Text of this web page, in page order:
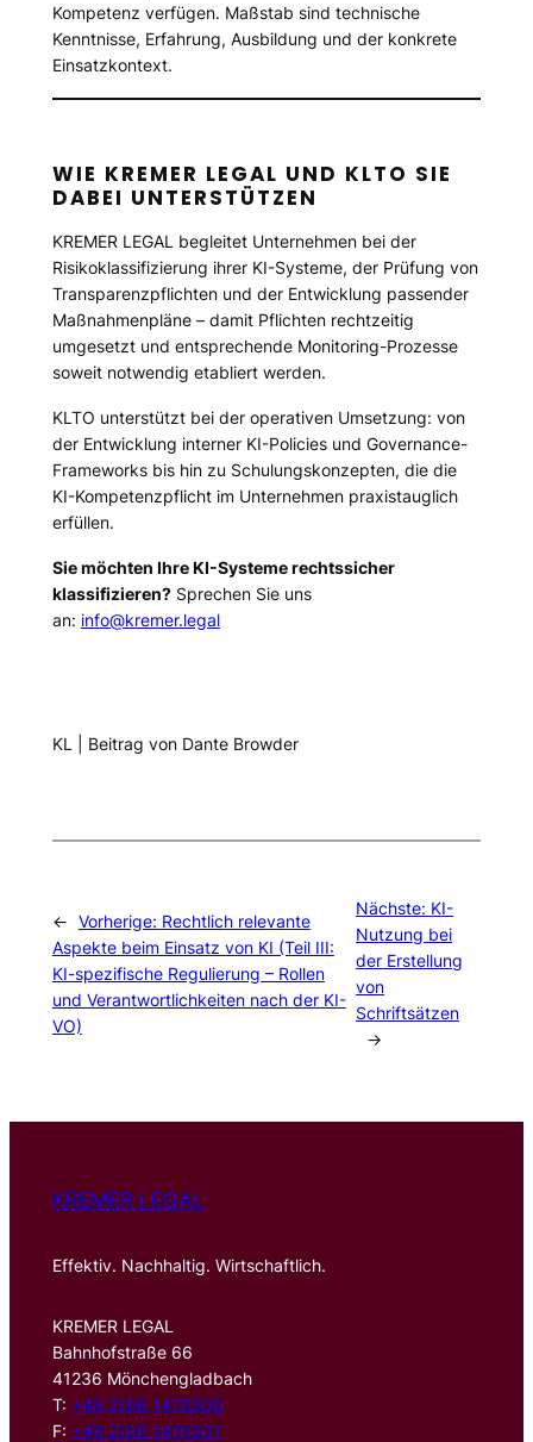
Kompetenz verfügen. Maßstab sind technische
Kenntnisse, Erfahrung, Ausbildung und der konkrete
Einsatzkontext.
WIE KREMER LEGAL UND KLTO SIE
DABEI UNTERSTÜTZEN
KREMER LEGAL begleitet Unternehmen bei der
Risikoklassifizierung ihrer KI-Systeme, der Prüfung von
Transparenzpflichten und der Entwicklung passender
Maßnahmenpläne – damit Pflichten rechtzeitig
umgesetzt und entsprechende Monitoring-Prozesse
soweit notwendig etabliert werden.
KLTO unterstützt bei der operativen Umsetzung: von
der Entwicklung interner KI-Policies und Governance-
Frameworks bis hin zu Schulungskonzepten, die die
KI-Kompetenzpflicht im Unternehmen praxistauglich
erfüllen.
Sie möchten Ihre KI-Systeme rechtssicher
klassifizieren?Sprechen Sie uns
an: info@kremer.legal
KL | Beitrag von Dante Browder
← Vorherige: Rechtlich relevante
Aspekte beim Einsatz von KI (Teil III:
KI-spezifische Regulierung – Rollen
und Verantwortlichkeiten nach der KI-
VO)
Nächste: KI-
Nutzung bei
der Erstellung
von
Schriftsätzen
→
KREMER LEGAL
Effektiv. Nachhaltig. Wirtschaftlich.
KREMER LEGAL
Bahnhofstraße 66
41236 Mönchengladbach
T: +49 2166 1470500
F: +49 2166 1470501